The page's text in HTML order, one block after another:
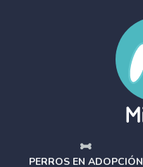
PERROS EN ADOPCIÓN